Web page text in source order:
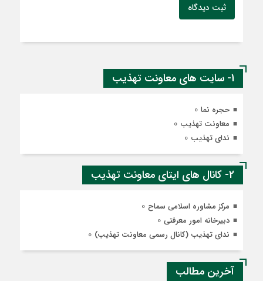
ثبت دیدگاه
1- سایت های معاونت تهذیب
حجره نما
معاونت تهذیب
ندای تهذیب
2- کانال های ایتای معاونت تهذیب
مرکز مشاوره اسلامی سماح
دبیرخانه امور معرفتی
ندای تهذیب (کانال رسمی معاونت تهذیب)
آخرین مطالب